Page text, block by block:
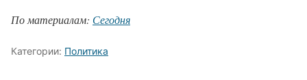
По материалам: Сегодня
Категории: Политика